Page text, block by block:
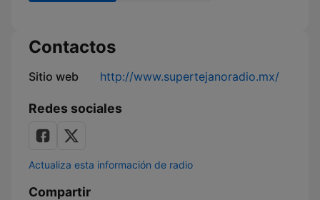
Contactos
Sitio web http://www.supertejanoradio.mx/
Redes sociales
Actualiza esta información de radio
Compartir